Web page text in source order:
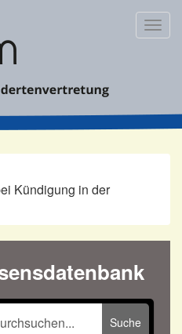
Kündigung in der
Suche